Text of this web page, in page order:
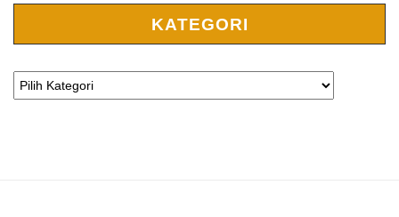
KATEGORI